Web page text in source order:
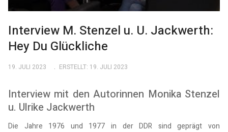
Interview M. Stenzel u. U. Jackwerth:
Hey Du Glückliche
19. JULI 2023 ERSTELLT: 19. JULI 2023
Interview mit den Autorinnen Monika Stenzel
u. Ulrike Jackwerth
Die Jahre 1976 und 1977 in der DDR sind geprägt von